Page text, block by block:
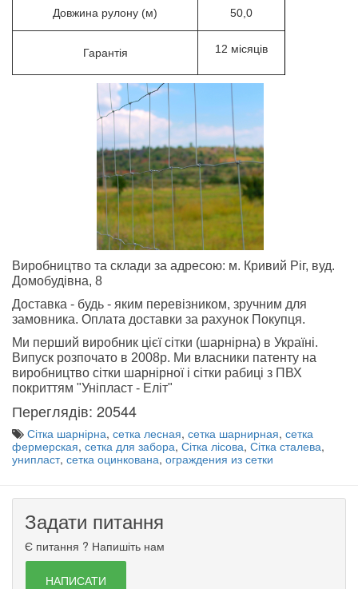
Довжина рулону (м) 50,0
Гарантія 12 місяців
Виробництво та склади за адресою: м. Кривий Ріг, вуд.
Домобудівна, 8
Доставка - будь - яким перевізником, зручним для
замовника. Оплата доставки за рахунок Покупця.
Ми перший виробник цієї сітки (шарнірна) в Україні.
Випуск розпочато в 2008р. Ми власники патенту на
виробництво сітки шарнірної і сітки рабиці з ПВХ
покриттям "Уніпласт - Еліт"
Переглядів: 20544
Сітка шарнірна, сетка лесная, сетка шарнирная, сетка
фермерская, сетка для забора, Сітка лісова, Сітка сталева,
унипласт, сетка оцинкована, ограждения из сетки
Задати питання
Є питання ? Напишіть нам
НАПИСАТИ